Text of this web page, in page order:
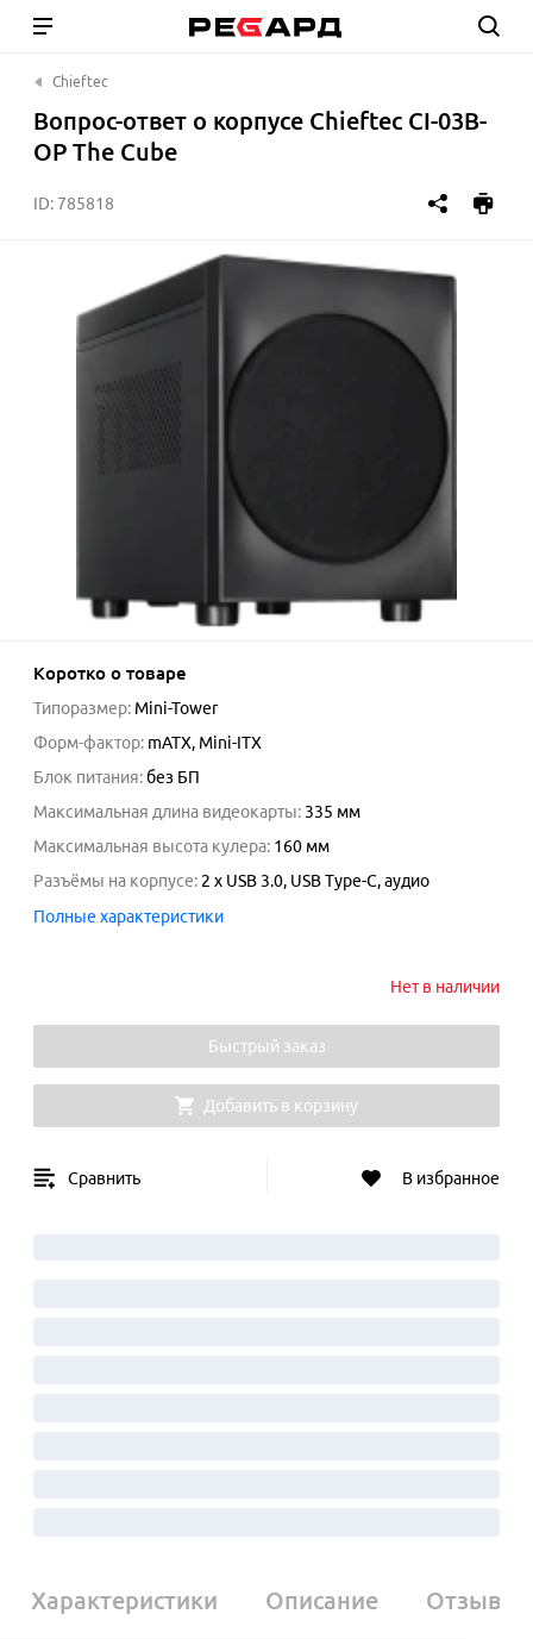
Chieftec
Вопрос-ответ о корпусе Chieftec CI-03B-
OP The Cube
ID: 785818
Коротко о товаре
Типоразмер: Mini-Tower
Форм-фактор: mATX, Mini-ITX
Блок питания: без БП
Максимальная длина видеокарты: 335 мм
Максимальная высота кулера: 160 мм
Разъёмы на корпусе: 2 x USB 3.0, USB Type-C, аудио
Полные характеристики
Нет в наличии
Быстрый заказ
Добавить в корзину
Сравнить В избранное
Характеристики Описание Отзывы